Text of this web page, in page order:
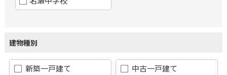
建物種別
新築一戸建て
中古一戸建て